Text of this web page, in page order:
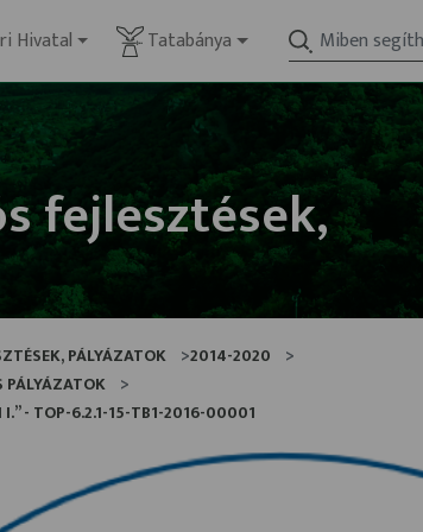
Hivatal Tatabánya
fejlesztések,
PÁLYÁZATOK
2014-2020
PÁLYÁZATOK
I.” - TOP-6.2.1-15-TB1-2016-00001